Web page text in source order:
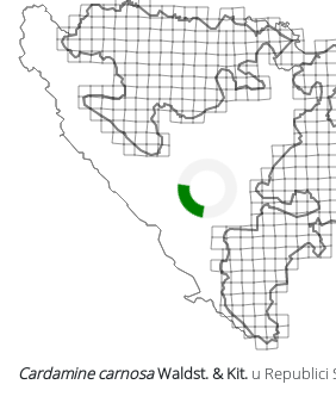
Cardamine carnosaWaldst. & Kit. u Republici